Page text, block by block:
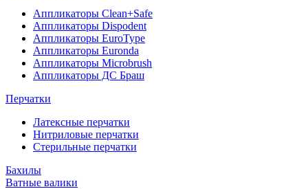
Аппликаторы Clean+Safe
Аппликаторы Dispodent
Аппликаторы EuroType
Аппликаторы Euronda
Аппликаторы Microbrush
Аппликаторы ДС Браш
Перчатки
Латексные перчатки
Нитриловые перчатки
Стерильные перчатки
Бахилы
Ватные валики